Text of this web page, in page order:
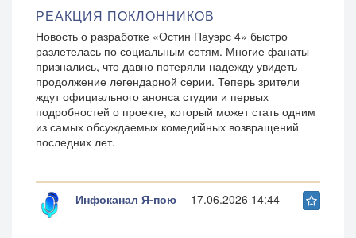
РЕАКЦИЯ ПОКЛОННИКОВ
Новость о разработке «Остин Пауэрс 4» быстро
разлетелась по социальным сетям. Многие фанаты
признались, что давно потеряли надежду увидеть
продолжение легендарной серии. Теперь зрители
ждут официального анонса студии и первых
подробностей о проекте, который может стать одним
из самых обсуждаемых комедийных возвращений
последних лет.
Инфоканал Я-пою 17.06.2026 14:44